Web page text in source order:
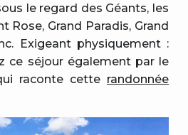
le regard des Géants, les
Rose, Grand Paradis, Grand
Exigeant physiquement :
ce séjour également par le
raconte cette randonnée